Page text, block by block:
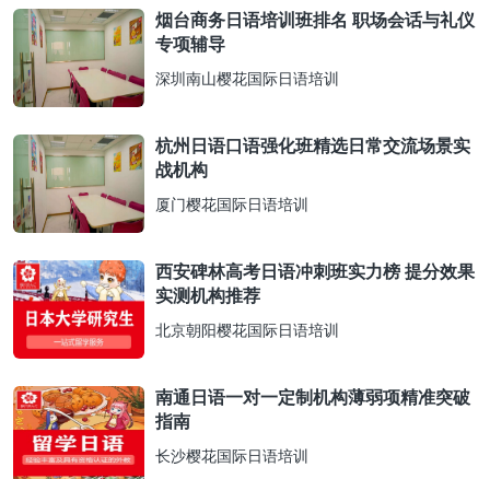
烟台商务日语培训班排名 职场会话与礼仪
专项辅导
深圳南山樱花国际日语培训
杭州日语口语强化班精选日常交流场景实
战机构
厦门樱花国际日语培训
西安碑林高考日语冲刺班实力榜 提分效果
实测机构推荐
北京朝阳樱花国际日语培训
南通日语一对一定制机构薄弱项精准突破
指南
长沙樱花国际日语培训